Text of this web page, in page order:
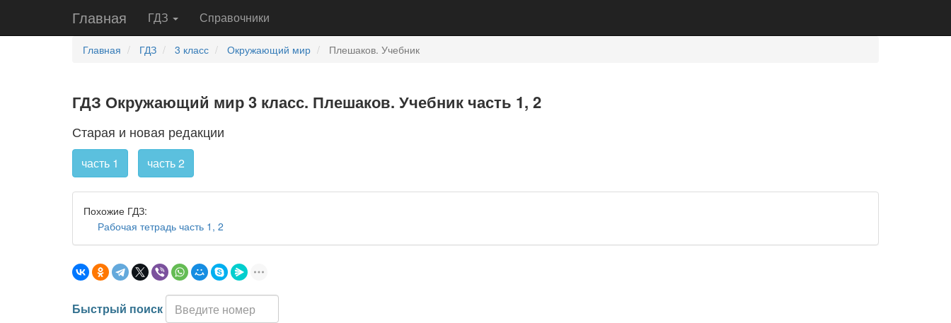
Главная ГДЗ Справочники
Главная ГДЗ 3 класс Окружающий мир Плешаков. Учебник
ГДЗ Окружающий мир 3 класс. Плешаков. Учебник часть 1, 2
Старая и новая редакции
часть 1 часть 2
Похожие ГДЗ:
Рабочая тетрадь часть 1, 2
Быстрый поиск